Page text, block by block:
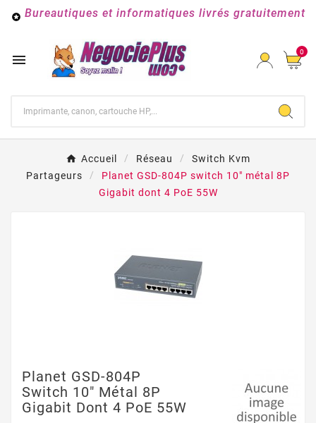
 Bureautiques et informatiques livrés gratuitement
 0
Accueil Réseau
Switch Kvm
Partageurs
Planet GSD-804P switch 10" métal 8P
Gigabit dont 4 PoE 55W
Planet GSD-804P
Switch 10" Métal 8P
Gigabit Dont 4 PoE 55W